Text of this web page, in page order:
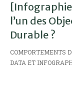
l’un des
Durable ?
COMPORTEMENTS
DATA ET